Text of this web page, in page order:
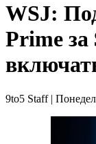
WSJ:
Prime за
9to5 Staff|